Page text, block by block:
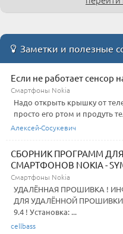
Заметки и полезные
Если не работает сенсор
Смартфоны Nokia
Надо открыть крышку от
просто его ртом и продуть
Алексей-Сосукевич
СБОРНИК ПРОГРАММ
СМАРТФОНОВ NOKIA -
Смартфоны Nokia
УДАЛЁННАЯ ПРОШИВКА !
ДЛЯ УДАЛЁННОЙ ПРОШИВКИ
9.4 ! Установка: ...
cellbass